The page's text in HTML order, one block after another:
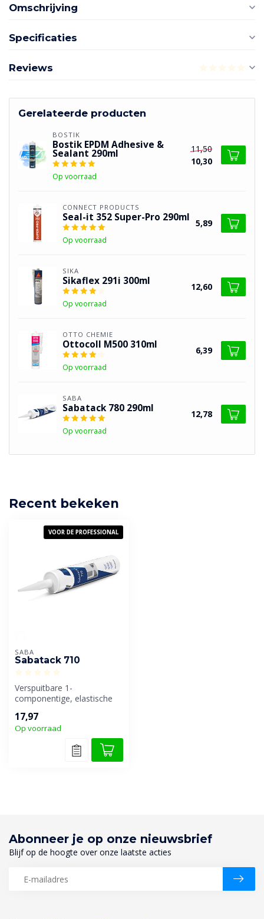
Omschrijving
Specificaties
Reviews
Gerelateerde producten
BOSTIK
Bostik EPDM Adhesive &
Sealant 290ml
Op voorraad
11,50
10,30
CONNECT PRODUCTS
Seal-it 352 Super-Pro 290ml
Op voorraad
5,89
SIKA
Sikaflex 291i 300ml
Op voorraad
12,60
OTTO CHEMIE
Ottocoll M500 310ml
Op voorraad
6,39
SABA
Sabatack 780 290ml
Op voorraad
12,78
Recent bekeken
VOOR DE PROFESSIONAL
SABA
Sabatack 710
Verspuitbare 1-
componentige, elastische
op basis v...
17,97
Op voorraad
Abonneer je op onze nieuwsbrief
Blijf op de hoogte over onze laatste acties